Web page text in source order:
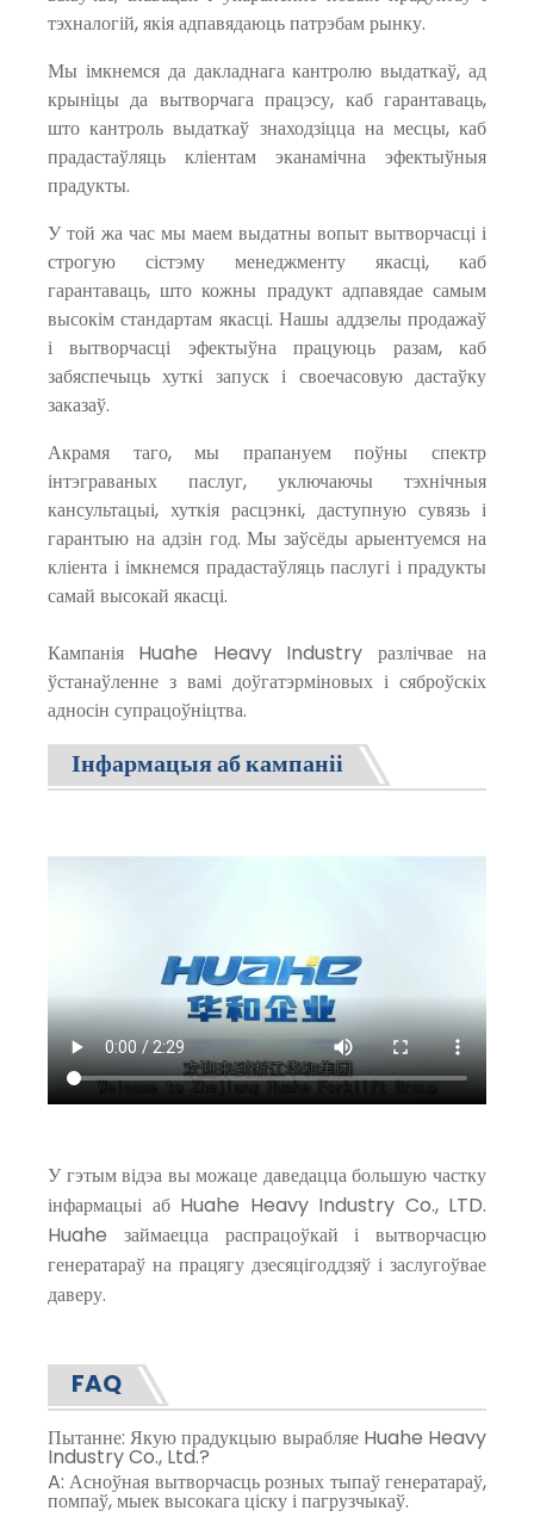
тэхналогій, якія адпавядаюць патрэбам рынку.
Мы імкнемся да дакладнага кантролю выдаткаў, ад
крыніцы да вытворчага працэсу, каб гарантаваць,
што кантроль выдаткаў знаходзіцца на месцы, каб
прадастаўляць кліентам эканамічна эфектыўныя
прадукты.
У той жа час мы маем выдатны вопыт вытворчасці і
строгую сістэму менеджменту якасці, каб
гарантаваць, што кожны прадукт адпавядае самым
высокім стандартам якасці. Нашы аддзелы продажаў
і вытворчасці эфектыўна працуюць разам, каб
забяспечыць хуткі запуск і своечасовую дастаўку
заказаў.
Акрамя таго, мы прапануем поўны спектр
інтэграваных паслуг, уключаючы тэхнічныя
кансультацыі, хуткія расцэнкі, даступную сувязь і
гарантыю на адзін год. Мы заўсёды арыентуемся на
кліента і імкнемся прадастаўляць паслугі і прадукты
самай высокай якасці.
Кампанія Huahe Heavy Industry разлічвае на
ўстанаўленне з вамі доўгатэрміновых і сяброўскіх
адносін супрацоўніцтва.
Інфармацыя аб кампаніі
У гэтым відэа вы можаце даведацца большую частку
інфармацыі аб Huahe Heavy Industry Co., LTD.
Huahe займаецца распрацоўкай і вытворчасцю
генератараў на працягу дзесяцігоддзяў і заслугоўвае
даверу.
FAQ
Пытанне: Якую прадукцыю вырабляе Huahe Heavy
Industry Co., Ltd.?
A: Асноўная вытворчасць розных тыпаў генератараў,
помпаў, мыек высокага ціску і пагрузчыкаў.